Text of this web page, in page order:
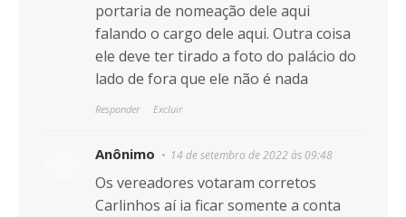
portaria de nomeação dele aqui
falando o cargo dele aqui. Outra coisa
ele deve ter tirado a foto do palácio do
lado de fora que ele não é nada
Responder Excluir
Anônimo 14 de setembro de 2022 às 09:48
Os vereadores votaram corretos
Carlinhos aí ia ficar somente a conta